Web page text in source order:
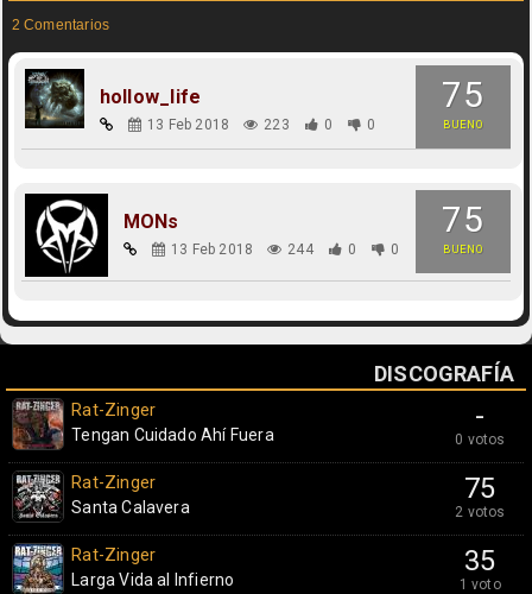
2 Comentarios
75
BUENO
hollow_life
13 Feb 2018 223 0 0
75
BUENO
MONs
13 Feb 2018 244 0 0
DISCOGRAFÍA
-
0 votos
Rat-Zinger
Tengan Cuidado Ahí Fuera
75
2 votos
Rat-Zinger
Santa Calavera
35
1 voto
Rat-Zinger
Larga Vida al Infierno